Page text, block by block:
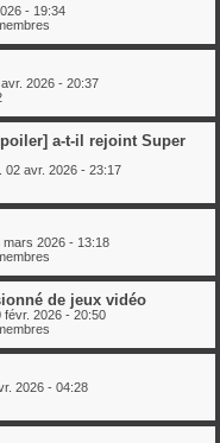
- 19:34
2026 - 20:37
a-t-il rejoint Super
02 avr. 2026 - 23:17
mars 2026 - 13:18
de jeux vidéo
févr. 2026 - 20:50
2026 - 04:28